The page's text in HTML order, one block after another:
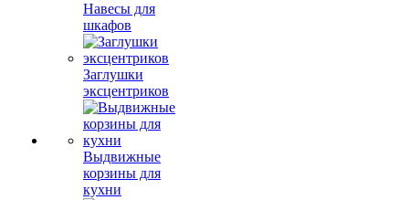
Навесы для
шкафов
Заглушки
эксцентриков
Выдвижные
корзины для
кухни